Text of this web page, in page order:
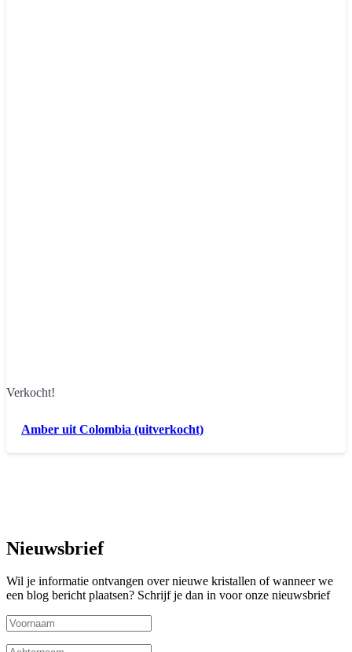
Verkocht!
Amber uit Colombia (uitverkocht)
Nieuwsbrief
Wil je informatie ontvangen over nieuwe kristallen of wanneer we
een blog bericht plaatsen? Schrijf je dan in voor onze nieuwsbrief